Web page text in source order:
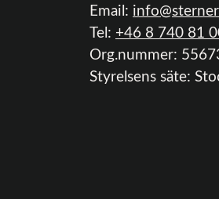
Email:
Tel: +46 8 740 81
Org.nummer:
Styrelsens säte: